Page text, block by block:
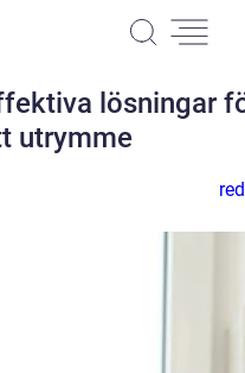
lösningar
utrymme